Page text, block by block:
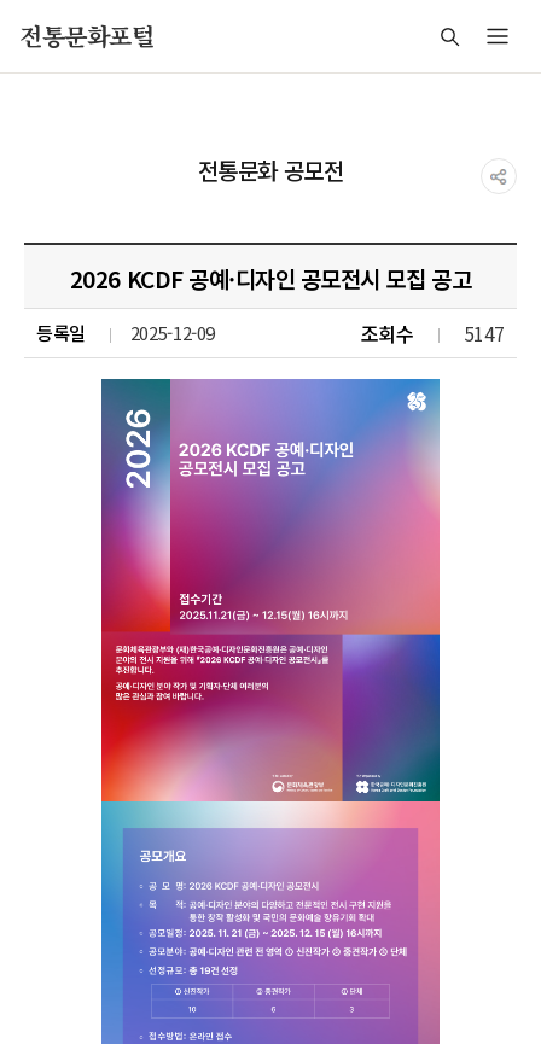
전통문화포털
전통문화 공모전
2026 KCDF 공예·디자인 공모전시 모집 공고
등록일 2025-12-09 조회수 5147